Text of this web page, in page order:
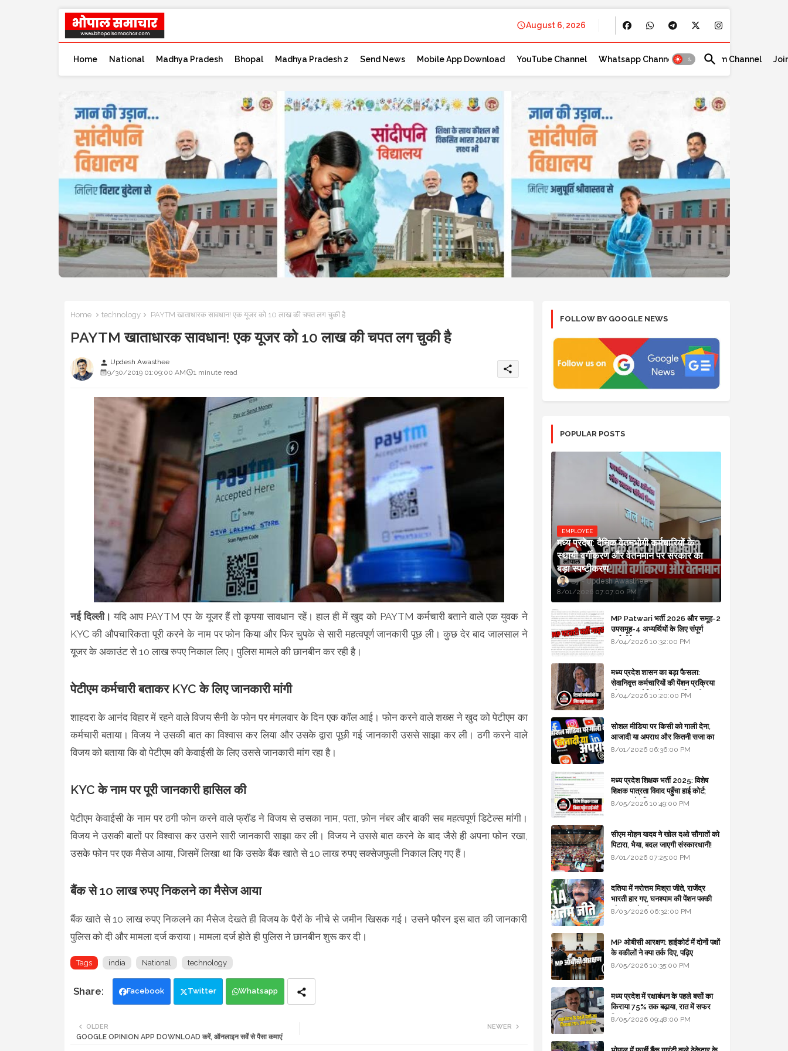
August 6, 2026
Home National Madhya Pradesh Bhopal Madhya Pradesh 2 Send News Mobile App Download YouTube Channel Whatsapp Channel Telegram Channel
Home technology PAYTM खाताधारक सावधान! एक यूजर को 10 लाख की चपत लग चुकी है
PAYTM खाताधारक सावधान! एक यूजर को 10 लाख की चपत लग चुकी है
person Updesh Awasthee
9/30/2019 01:09:00 AM
1 minute read share
नई दिल्ली। यदि आप PAYTM एप के यूजर हैं तो कृपया सावधान रहें। हाल ही में खुद को PAYTM कर्मचारी बताने वाले एक युवक ने
KYC की औपचारिकता पूरी करने के नाम पर फोन किया और फिर चुपके से सारी महत्वपूर्ण जानकारी पूछ ली। कुछ देर बाद जालसाल ने
यूजर के अकाउंट से 10 लाख रुपए निकाल लिए। पुलिस मामले की छानबीन कर रही है।
पेटीएम कर्मचारी बताकर KYC के लिए जानकारी मांगी
शाहदरा के आनंद विहार में रहने वाले विजय सैनी के फोन पर मंगलवार के दिन एक कॉल आई। फोन करने वाले शख्स ने खुद को पेटीएम का
कर्मचारी बताया। विजय ने उसकी बात का विश्वास कर लिया और उसके द्वारा पूछी गई जानकारी उससे साझा कर ली। ठगी करने वाले
विजय को बताया कि वो पेटीएम की केवाईसी के लिए उससे जानकारी मांग रहा है।
KYC के नाम पर पूरी जानकारी हासिल की
पेटीएम केवाईसी के नाम पर ठगी फोन करने वाले फ्रॉड ने विजय से उसका नाम, पता, फ़ोन नंबर और बाकी सब महत्वपूर्ण डिटेल्स मांगी।
विजय ने उसकी बातों पर विश्वास कर उसने सारी जानकारी साझा कर ली। विजय ने उससे बात करने के बाद जैसे ही अपना फोन रखा,
उसके फोन पर एक मैसेज आया, जिसमें लिखा था कि उसके बैंक खाते से 10 लाख रुपए सक्सेजफुली निकाल लिए गए हैं।
बैंक से 10 लाख रुपए निकलने का मैसेज आया
बैंक खाते से 10 लाख रुपए निकलने का मैसेज देखते ही विजय के पैरों के नीचे से जमीन खिसक गई। उसने फौरन इस बात की जानकारी
पुलिस को दी और मामला दर्ज कराया। मामला दर्ज होते ही पुलिस ने छानबीन शुरू कर दी।
Tags india National technology
Facebook Twitter Whatsapp
NEWER
OLDER
GOOGLE OPINION APP DOWNLOAD करें, ऑनलाइन सर्वे से पैसा कमाएं
FOLLOW BY GOOGLE NEWS
POPULAR POSTS
EMPLOYEE
मध्य प्रदेश: दैनिक वेतनभोगी कर्मचारियों के
स्थायी वर्गीकरण और वेतनमान पर सरकार का
बड़ा स्पष्टीकरण
Updesh Awasthee
8/01/2026 07:07:00 PM
MP Patwari भर्ती 2026 और समूह-2
उपसमूह-4 अभ्यर्थियों के लिए संपूर्ण
मार्गदर्शिका
8/04/2026 10:32:00 PM
मध्य प्रदेश शासन का बड़ा फैसला:
सेवानिवृत्त कर्मचारियों की पेंशन प्रक्रिया
और बजट कोडिंग में हुए क्रांतिकारी
8/04/2026 10:20:00 PM
सोशल मीडिया पर किसी को गाली देना,
आजादी या अपराध और कितनी सजा का
प्रावधान - free legal advice
8/01/2026 06:36:00 PM
मध्य प्रदेश शिक्षक भर्ती 2025: विशेष
शिक्षक पात्रता विवाद पहुँचा हाई कोर्ट;
सरकार से माँगा जवाब
8/05/2026 10:49:00 PM
सीएम मोहन यादव ने खोल दओ सौगातों को
पिटारा, भैया, बदल जाएगी संस्कारधानी!
8/01/2026 07:25:00 PM
दतिया में नरोत्तम मिश्रा जीते, राजेंद्र
भारती हार गए, घनश्याम की पेंशन पक्की
और आशुतोष बैक टू...
8/03/2026 06:32:00 PM
MP ओबीसी आरक्षण: हाईकोर्ट में दोनों पक्षों
के वकीलों ने क्या तर्क दिए, पढ़िए
8/05/2026 10:35:00 PM
मध्य प्रदेश में रक्षाबंधन के पहले बसों का
किराया 75% तक बढ़ाया, रात में सफर
किया तो 10% एक्स्ट्रा
8/05/2026 09:48:00 PM